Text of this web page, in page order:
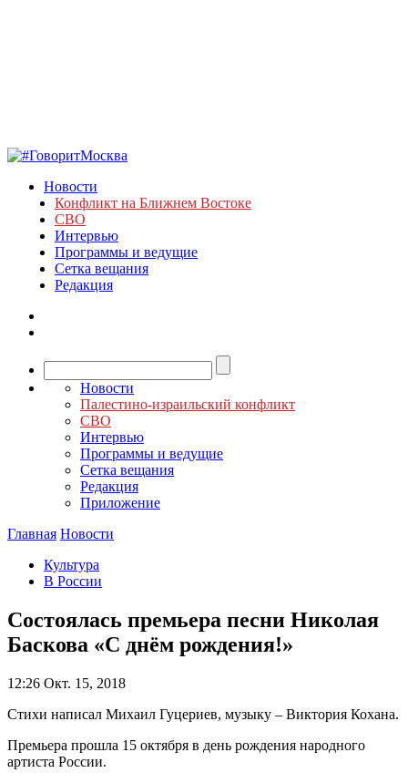
Новости
Конфликт на Ближнем Востоке
СВО
Интервью
Программы и ведущие
Сетка вещания
Редакция
Новости
Палестино-израильский конфликт
СВО
Интервью
Программы и ведущие
Сетка вещания
Редакция
Приложение
Главная Новости
Культура
В России
Состоялась премьера песни Николая
Баскова «С днём рождения!»
12:26 Окт. 15, 2018
Стихи написал Михаил Гуцериев, музыку – Виктория Кохана.
Премьера прошла 15 октября в день рождения народного
артиста России.